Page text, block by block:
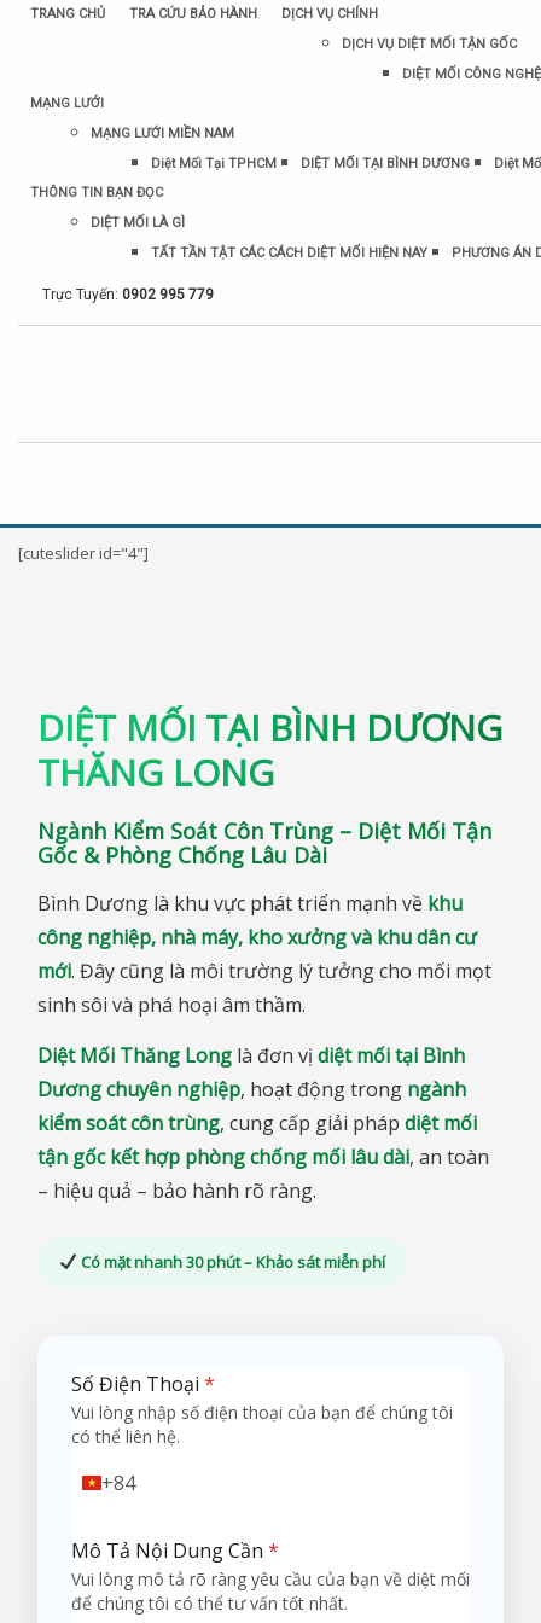
TRANG CHỦ TRA CỨU BẢO HÀNH
DỊCH VỤ CHÍNH
DỊCH VỤ DIỆT MỐI TẬN GỐC
DIỆT MỐI CÔNG
MẠNG LƯỚI
MẠNG LƯỚI MIỀN NAM
Diệt Mối Tại TPHCM
DIỆT MỐI TẠI BÌNH DƯƠNG
Diệt
THÔNG TIN BẠN ĐỌC
DIỆT MỐI LÀ GÌ
TẤT TẦN TẬT CÁC CÁCH DIỆT MỐI HIỆN NAY
PHƯƠNG ÁN
Trực Tuyến: 0902 995 779
[cuteslider id="4"]
DIỆT MỐI TẠI BÌNH DƯƠNG
THĂNG LONG
Ngành Kiểm Soát Côn Trùng – Diệt Mối Tận
Gốc & Phòng Chống Lâu Dài
Bình Dương là khu vực phát triển mạnh về khu
công nghiệp, nhà máy, kho xưởng và khu dân cư
mới. Đây cũng là môi trường lý tưởng cho mối mọt
sinh sôi và phá hoại âm thầm.
Diệt Mối Thăng Long là đơn vị diệt mối tại Bình
Dương chuyên nghiệp, hoạt động trong ngành
kiểm soát côn trùng, cung cấp giải pháp diệt mối
tận gốc kết hợp phòng chống mối lâu dài, an toàn
– hiệu quả – bảo hành rõ ràng.
Có mặt nhanh 30 phút – Khảo sát miễn phí
Số Điện Thoại *
Vui lòng nhập số điện thoại của bạn để chúng tôi
có thể liên hệ.
Vietnam
+84
Mô Tả Nội Dung Cần *
Vui lòng mô tả rõ ràng yêu cầu của bạn về diệt mối
để chúng tôi có thể tư vấn tốt nhất.